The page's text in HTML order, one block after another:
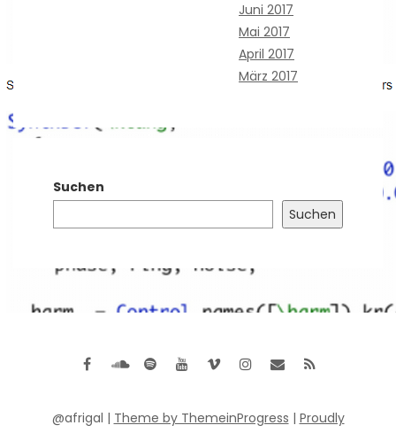
Juni 2017
Mai 2017
April 2017
März 2017
Suchen
Suchen
@afrigal | Theme by ThemeinProgress | Proudly